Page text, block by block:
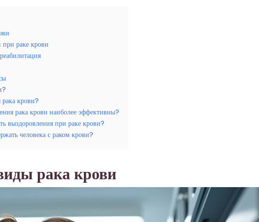
раке крови
крови?
рака крови наиболее эффективны?
выздоровления при раке крови?
человека с раком крови?
рака крови